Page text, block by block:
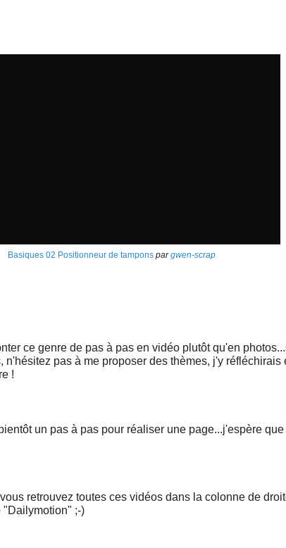
Basiques 02 Positionneur de tampons pargwen-scrap
ce genre de pas à pas en vidéo plutôt qu'en
n'hésitez pas à me proposer des thèmes, j'y réfléchirais
!
un pas à pas pour réaliser une page...j'espère que
retrouvez toutes ces vidéos dans la colonne de
"Dailymotion" ;-)